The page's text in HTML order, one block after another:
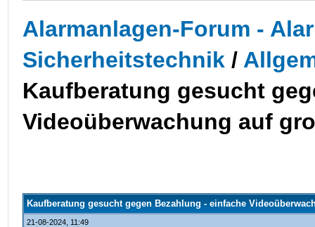
Alarmanlagen-Forum -
Sicherheitstechnik /
Kaufberatung gesucht
Videoüberwachung auf
Kaufberatung gesucht gegen Bezahlung - einfache
21-08-2024, 11:49